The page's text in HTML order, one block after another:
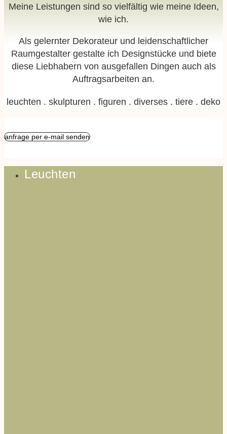
Meine Leistungen sind so vielfältig wie meine Ideen,
wie ich.
Als gelernter Dekorateur und leidenschaftlicher
Raumgestalter gestalte ich Designstücke und biete
diese Liebhabern von ausgefallen Dingen auch als
Auftragsarbeiten an.
leuchten . skulpturen . figuren . diverses . tiere . deko
anfrage per e-mail senden
Leuchten